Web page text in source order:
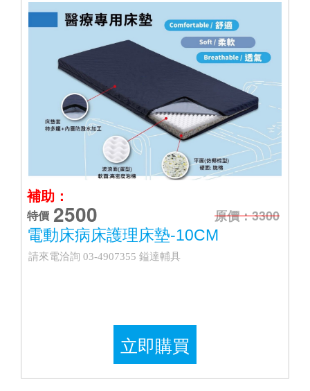
補助：
特價 2500
原價：3300
電動床病床護理床墊-10CM
請來電洽詢 03-4907355 鎰達輔具
立即購買